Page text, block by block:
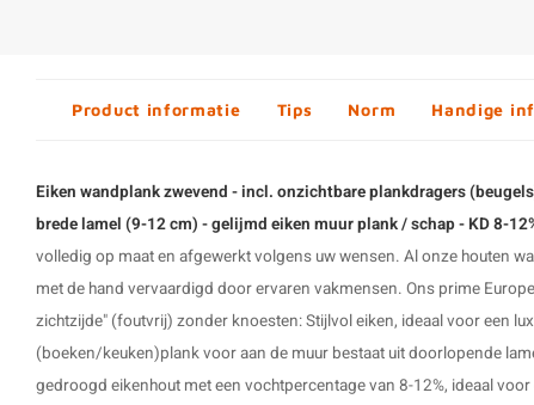
Product informatie Tips Norm Handige
Eiken wandplank zwevend - incl. onzichtbare plankdragers
brede lamel (9-12 cm) - gelijmd eiken muur plank / schap - KD 8-
volledig op maat en afgewerkt volgens uw wensen. Al onze houten
met de hand vervaardigd door ervaren vakmensen. Ons prime
zichtzijde" (foutvrij) zonder knoesten: Stijlvol eiken, ideaal voor een
(boeken/keuken)plank voor aan de muur bestaat uit doorlopende
gedroogd eikenhout met een vochtpercentage van 8-12%, ideaal